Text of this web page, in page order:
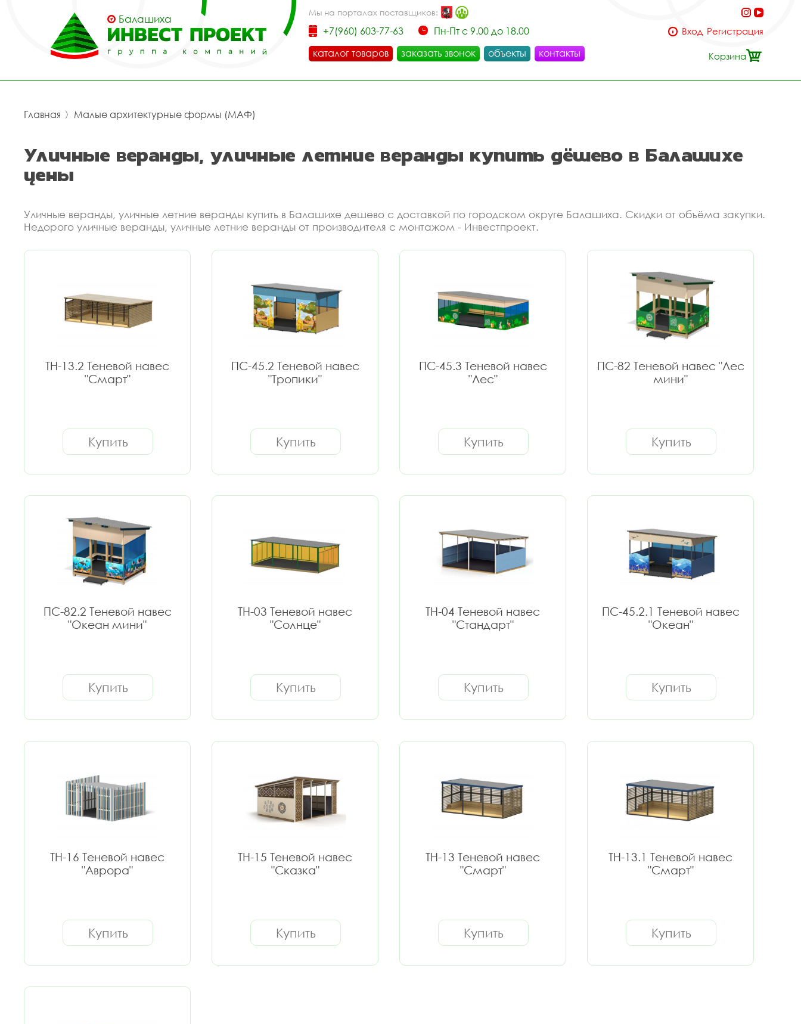
Балашиха
Мы на порталах поставщиков:
+7(960) 603-77-63
Пн-Пт с 9.00 до 18.00
каталог товаров
заказать звонок объекты контакты
Вход Регистрация
Корзина
Главная 〉 Малые архитектурные формы (МАФ)
Уличные веранды, уличные летние веранды купить дёшево в Балашихе
цены
Уличные веранды, уличные летние веранды купить в Балашихе дешево с доставкой по городском округе Балашиха. Скидки от объёма закупки.
Недорого уличные веранды, уличные летние веранды от производителя с монтажом - Инвестпроект.
ТН-13.2 Теневой навес
"Смарт"
Купить
ПС-45.2 Теневой навес
"Тропики"
Купить
ПС-45.3 Теневой навес
"Лес"
Купить
ПС-82 Теневой навес "Лес
мини"
Купить
ПС-82.2 Теневой навес
"Океан мини"
Купить
ТН-03 Теневой навес
"Солнце"
Купить
ТН-04 Теневой навес
"Стандарт"
Купить
ПС-45.2.1 Теневой навес
"Океан"
Купить
ТН-16 Теневой навес
"Аврора"
Купить
ТН-15 Теневой навес
"Сказка"
Купить
ТН-13 Теневой навес
"Смарт"
Купить
ТН-13.1 Теневой навес
"Смарт"
Купить